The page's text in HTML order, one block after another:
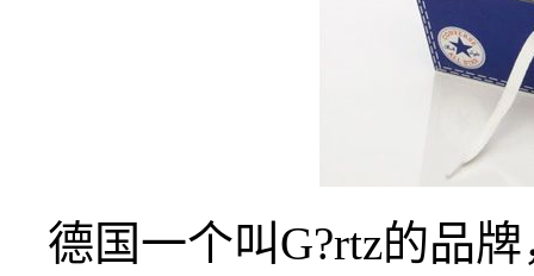
德国一个叫G?rtz的品